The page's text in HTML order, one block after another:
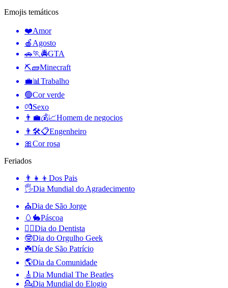
Emojis temáticos
❤️Amor
🍎 Agosto
🚗🏃🚔GTA
⛏🧱Minecraft
💼📊 Trabalho
🟢Cor verde
💏Sexo
👨‍💼💰📈Homem de negocios
👨🛠📋Engenheiro
🎀Cor rosa
Feriados
👨‍👧‍👦 Dos Pais
🖐Dia Mundial do Agradecimento
⛪️Dia de São Jorge
🥚🐇Páscoa
👨‍⚕️Dia do Dentista
🤓Dia do Orgulho Geek
☘️Día de São Patrício
🌎Dia da Comunidade
🎸 Dia Mundial The Beatles
💁Dia Mundial do Elogio